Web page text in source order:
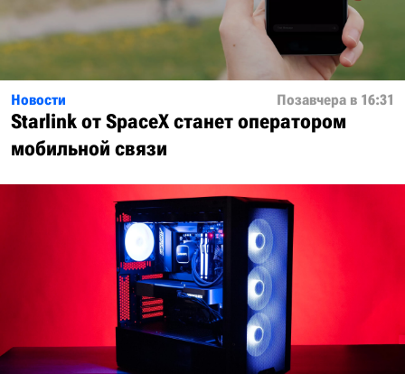
Новости Позавчера в 16:31
Starlink от SpaceX станет оператором
мобильной связи